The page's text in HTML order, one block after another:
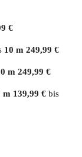
€
10 m 249,99 €
m 249,99 €
m 139,99 € bis